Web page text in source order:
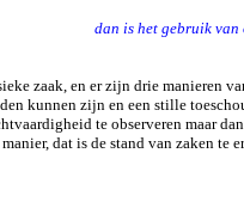
dan is het gebruik
zaak, en er zijn drie manieren
kunnen zijn en een stille
te observeren maar
dat is de stand van zaken te